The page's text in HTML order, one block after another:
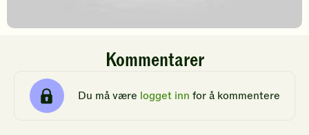
Kommentarer
Du må være logget inn for å kommentere